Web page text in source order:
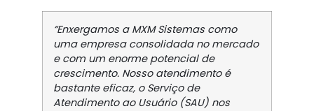
“Enxergamos a MXM Sistemas como
uma empresa consolidada no mercado
e com um enorme potencial de
crescimento. Nosso atendimento é
bastante eficaz, o Serviço de
Atendimento ao Usuário (SAU) nos